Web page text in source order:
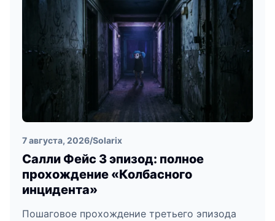
7 августа, 2026/Solarix
Салли Фейс 3 эпизод: полное
прохождение «Колбасного
инцидента»
Пошаговое прохождение третьего эпизода